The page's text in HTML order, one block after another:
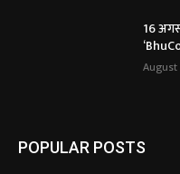
16
August
POPULAR POSTS